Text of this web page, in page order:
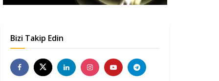
Bizi Takip Edin